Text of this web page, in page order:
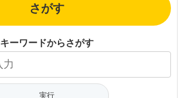
さがす
キーワードからさがす